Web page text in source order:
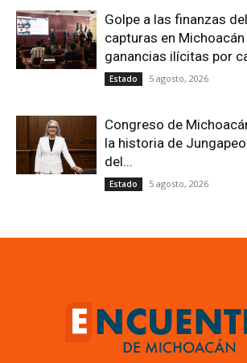
Golpe a las finanzas
capturas en
ganancias ilícitas por
Estado 5 agosto, 2026
Congreso de
la historia de
del...
Estado 5 agosto, 2026